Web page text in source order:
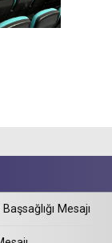
Mesajı